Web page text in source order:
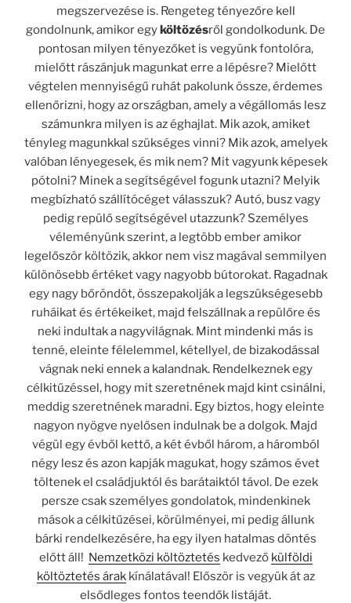
megszervezése is. Rengeteg tényezőre kell
gondolnunk, amikor egyköltözésről gondolkodunk. De
pontosan milyen tényezőket is vegyünk fontolóra,
mielőtt rászánjuk magunkat erre a lépésre? Mielőtt
végtelen mennyiségű ruhát pakolunk össze, érdemes
ellenőrizni, hogy az országban, amely a végállomás lesz
számunkra milyen is az éghajlat. Mik azok, amiket
tényleg magunkkal szükséges vinni? Mik azok, amelyek
valóban lényegesek, és mik nem? Mit vagyunk képesek
pótolni? Minek a segítségével fogunk utazni? Melyik
megbízható szállítócéget válasszuk?Autó, buszvagy
pedig repülő segítségével utazzunk? Személyes
véleményünk szerint, a legtöbb ember amikor
legelőször költözik, akkor nem visz magával semmilyen
különösebb értéket vagy nagyobb bútorokat. Ragadnak
egy nagy bőröndöt, összepakolják a legszükségesebb
ruháikat és értékeiket, majd felszállnak a repülőre és
neki indultak a nagyvilágnak. Mint mindenki más is
tenné, eleinte félelemmel, kétellyel, de bizakodással
vágnak neki ennek a kalandnak. Rendelkeznek egy
célkitűzéssel, hogy mit szeretnének majd kint csinálni,
meddig szeretnének maradni. Egy biztos, hogy eleinte
nagyon nyögve nyelősen indulnak be a dolgok. Majd
végül egy évből kettő, a két évből három, a háromból
négy lesz és azon kapják magukat, hogy számos évet
töltenek el családjuktól és barátaiktól távol. De ezek
persze csak személyes gondolatok, mindenkinek
mások a célkitűzései, körülményei, mi pedig állunk
bárki rendelkezésére, ha egy ilyen hatalmas döntés
előtt áll! Nemzetközi költöztetés kedvező külföldi
költöztetés árakkínálatával! Először is vegyük át az
elsődleges fontos teendők listáját.